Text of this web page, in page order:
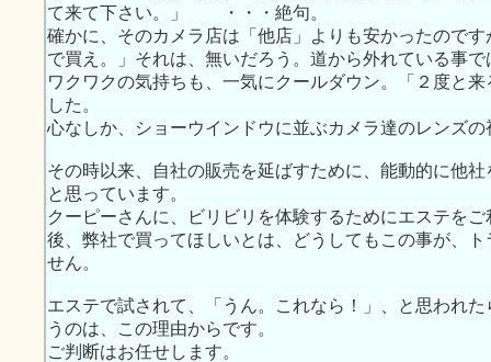
て来て下さい。」 ・・・絶句。
確かに、そのカメラ店は「他店」よりも安かったので
で買え。」それは、無いだろう。道から外れている事で
ワクワクの気持ちも、一気にクールダウン。「２度と
した。
心なしか、ショーウインドウに並ぶカメラ達のレンズ
その時以来、自社の販売を延ばすために、能動的に他
と思っています。
クーピーさんに、ビリビリを体験するためにエステを
後、弊社で買ってほしいとは、どうしてもこの事が、
せん。
エステで試されて、「うん。これなら！」、と思われ
うのは、この理由からです。
ご判断はお任せします。